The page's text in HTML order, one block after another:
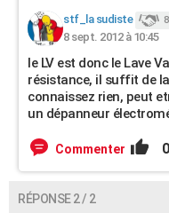
stf_la sudiste
8 sept. 2012 à 10:45
le LV est donc le Lave
résistance, il suffit de
connaissez rien, peut
un dépanneur
Commenter 0
RÉPONSE 2 / 2